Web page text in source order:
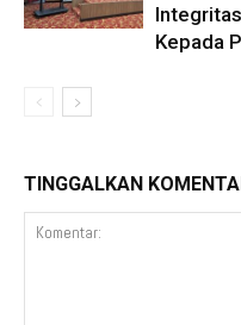
Kepada
TINGGALKAN